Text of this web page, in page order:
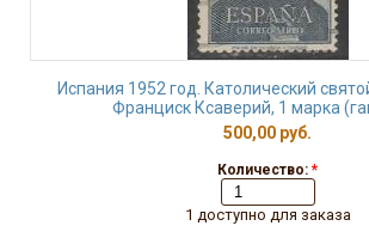
Испания 1952 год. Католический
Франциск Ксаверий, 1 марка
500,00 руб.
Количество: *
1 доступно для заказа